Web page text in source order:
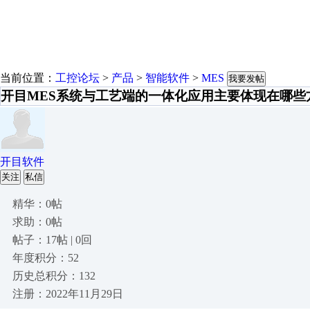
当前位置： 工控论坛 > 产品 > 智能软件 > MES 我要发帖
开目MES系统与工艺端的一体化应用主要体现在哪些
开目软件
关注 私信
精华：0帖
求助：0帖
帖子：17帖 | 0回
年度积分：52
历史总积分：132
注册：2022年11月29日